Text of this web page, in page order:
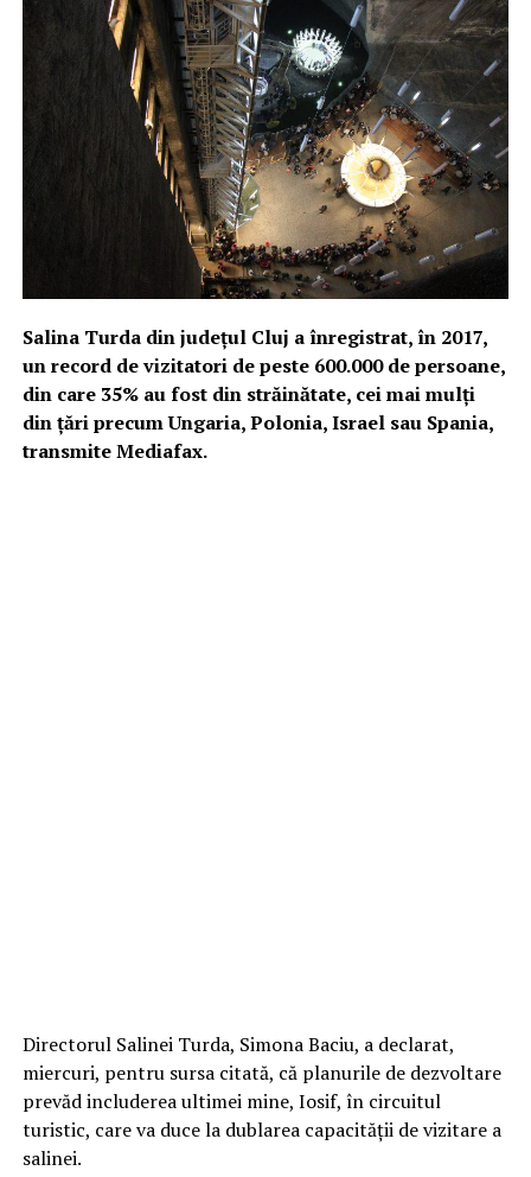
Salina Turda din judeţul Cluj a înregistrat, în 2017,
un record de vizitatori de peste 600.000 de persoane,
din care 35% au fost din străinătate, cei mai mulţi
din ţări precum Ungaria, Polonia, Israel sau Spania,
transmite Mediafax.
Directorul Salinei Turda, Simona Baciu, a declarat,
miercuri, pentru sursa citată, că planurile de dezvoltare
prevăd includerea ultimei mine, Iosif, în circuitul
turistic, care va duce la dublarea capacităţii de vizitare a
salinei.